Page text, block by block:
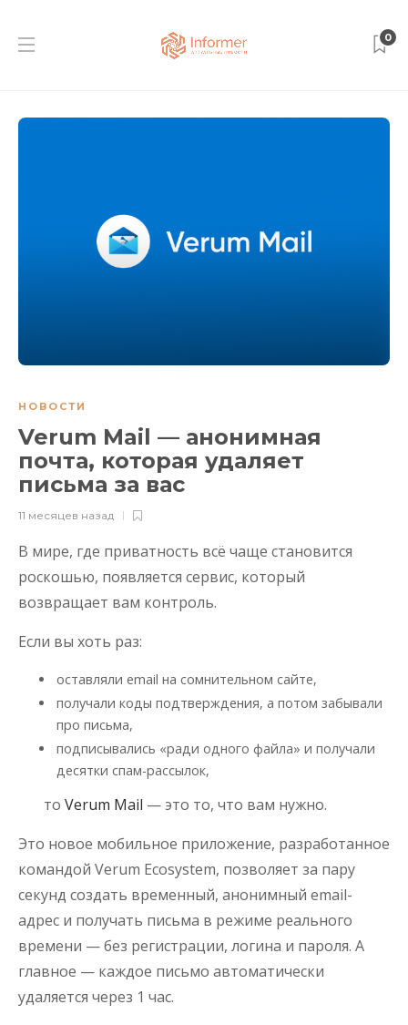
0
НОВОСТИ
Verum Mail — анонимная
почта, которая удаляет
письма за вас
11 месяцев назад
В мире, где приватность всё чаще становится
роскошью, появляется сервис, который
возвращает вам контроль.
Если вы хоть раз:
оставляли email на сомнительном сайте,
получали коды подтверждения, а потом забывали
про письма,
подписывались «ради одного файла» и получали
десятки спам-рассылок,
то Verum Mail — это то, что вам нужно.
Это новое мобильное приложение, разработанное
командой Verum Ecosystem, позволяет за пару
секунд создать временный, анонимный email-
адрес и получать письма в режиме реального
времени — без регистрации, логина и пароля. А
главное — каждое письмо автоматически
удаляется через 1 час.